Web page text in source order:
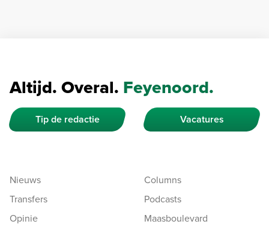
Altijd. Overal. Feyenoord.
Tip de redactie Vacatures
Nieuws
Transfers
Opinie
Columns
Podcasts
Maasboulevard